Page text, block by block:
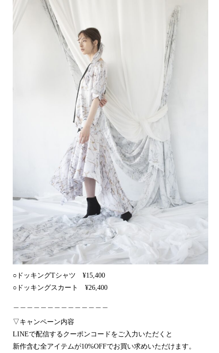
○ドッキングTシャツ ¥15,400
○ドッキングスカート ¥26,400
▽キャンペーン内容
LINEで配信するクーポンコードをご入力いただくと
新作含む全アイテムが10%OFFでお買い求めいただけます。